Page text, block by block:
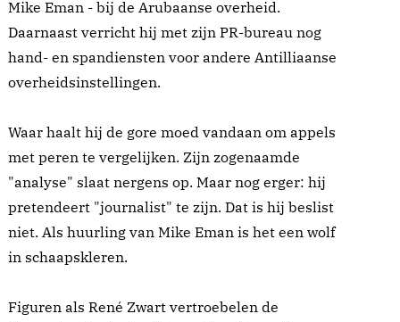
Mike Eman - bij de Arubaanse overheid.
Daarnaast verricht hij met zijn PR-bureau nog
hand- en spandiensten voor andere Antilliaanse
overheidsinstellingen.
Waar haalt hij de gore moed vandaan om appels
met peren te vergelijken. Zijn zogenaamde
"analyse" slaat nergens op. Maar nog erger: hij
pretendeert "journalist" te zijn. Dat is hij beslist
niet. Als huurling van Mike Eman is het een wolf
in schaapskleren.
Figuren als René Zwart vertroebelen de